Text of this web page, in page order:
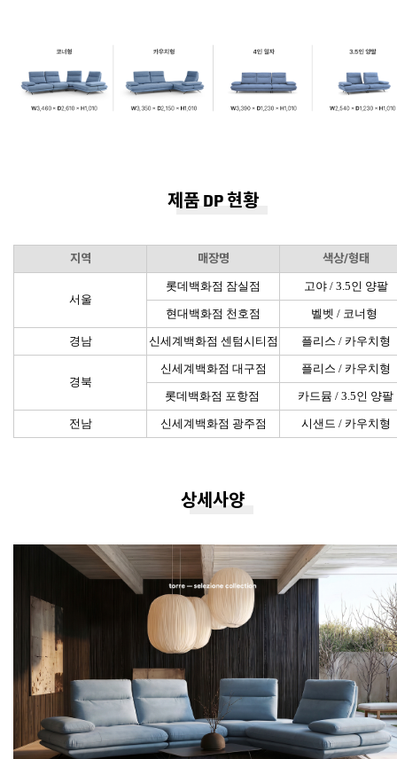
제품 DP 현황
지역 매장명 색상/형태
서울
롯데백화점 잠실점 고야 / 3.5인 양팔
현대백화점 천호점 벨벳 / 코너형
경남 신세계백화점 센텀시티점 플리스 / 카우치형
경북
신세계백화점 대구점 플리스 / 카우치형
롯데백화점 포항점 카드뮴 / 3.5인 양팔
전남 신세계백화점 광주점 시샌드 / 카우치형
상세사양